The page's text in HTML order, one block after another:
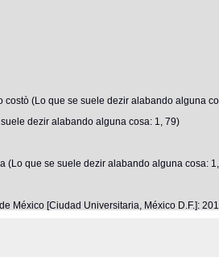
costò (Lo que se suele dezir alabando alguna
dezir alabando alguna cosa: 1, 79)
(Lo que se suele dezir alabando alguna cosa:
México [Ciudad Universitaria, México D.F.]: